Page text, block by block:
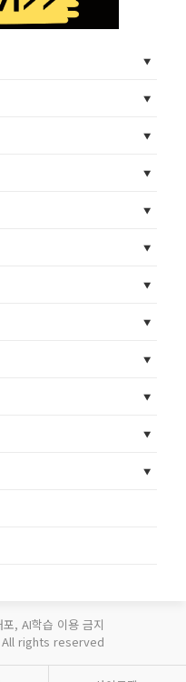
, AI학습 이용 금지
rights reserved